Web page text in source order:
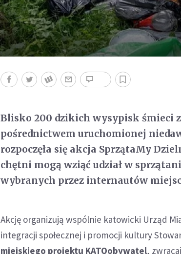
Blisko 200 dzikich wysypisk śmieci
pośrednictwem uruchomionej
rozpoczęła się akcja SprzątaMy
chętni mogą wziąć udział w
wybranych przez internautów
Akcję organizują wspólnie katowicki Urząd
integracji społecznej i promocji kultury
miejskiego projektu KATOobywatel,